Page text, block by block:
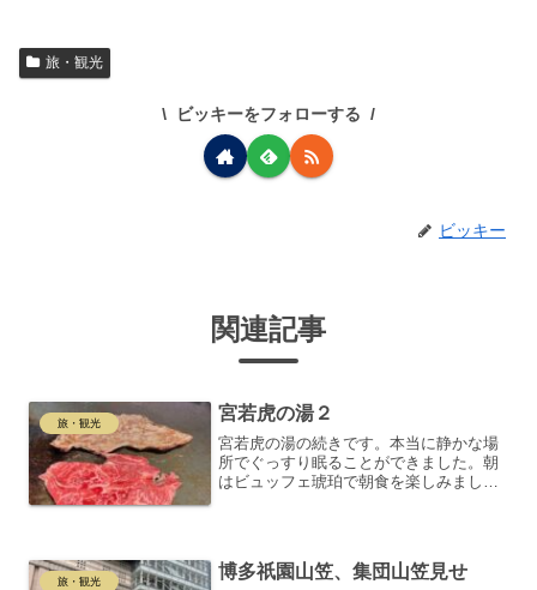
旅・観光
ビッキーをフォローする
ビッキー
関連記事
旅・観光 宮若虎の湯２
宮若虎の湯の続きです。本当に静かな場
所でぐっすり眠ることができました。朝
はビュッフェ琥珀で朝食を楽しみまし
物も2種類選んで席に着き...
旅・観光 博多祇園山笠、集団山笠見せ